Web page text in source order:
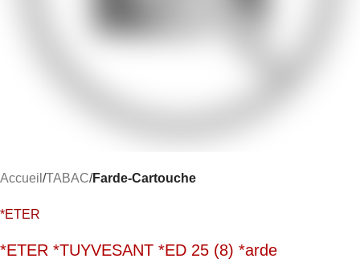
Accueil TABAC Farde-Cartouche
*ETER
*ETER *TUYVESANT *ED 25 (8) *arde